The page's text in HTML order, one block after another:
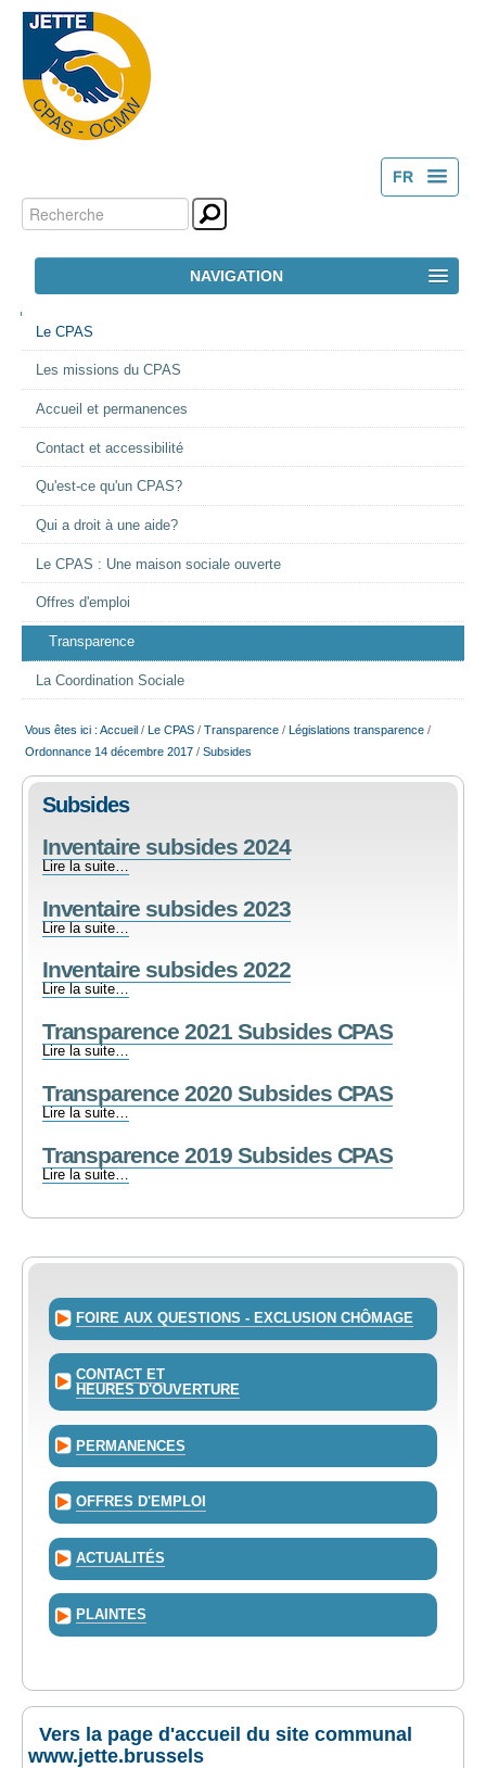
FR
Outils
personnels
Chercher par
Recherche
NAVIGATION
LE CPAS
ACTION SOCIALE
EMPLOI
AIDE ALIMENTAIRE
SENIORS
CULTURE ET JEUNESSE
NAVIGATION
Le CPAS
Les missions du CPAS
Accueil et permanences
Contact et accessibilité
Qu'est-ce qu'un CPAS?
Qui a droit à une aide?
Le CPAS : Une maison sociale ouverte
Offres d'emploi
Transparence
La Coordination Sociale
Vous êtes ici : Accueil / Le CPAS / Transparence / Législations transparence /
Ordonnance 14 décembre 2017 / Subsides
Subsides
Inventaire subsides 2024
Inventaire
2024
-
Lire la suite…
Inventaire subsides 2023
Inventaire
2023
-
Lire la suite…
Inventaire subsides 2022
Inventaire
2022
-
Lire la suite…
Transparence 2021 Subsides CPAS
Transparence
Subsides
CPAS
Lire la suite…
Transparence 2020 Subsides CPAS
Transparence
Subsides
CPAS
Lire la suite…
Transparence 2019 Subsides CPAS
Transparence
Lire la suite…
FOIRE AUX QUESTIONS - EXCLUSION CHÔMAGE
CONTACT ET
HEURES D'OUVERTURE
PERMANENCES
OFFRES D'EMPLOI
ACTUALITÉS
PLAINTES
Vers la page d'accueil du site communal
www.jette.brussels